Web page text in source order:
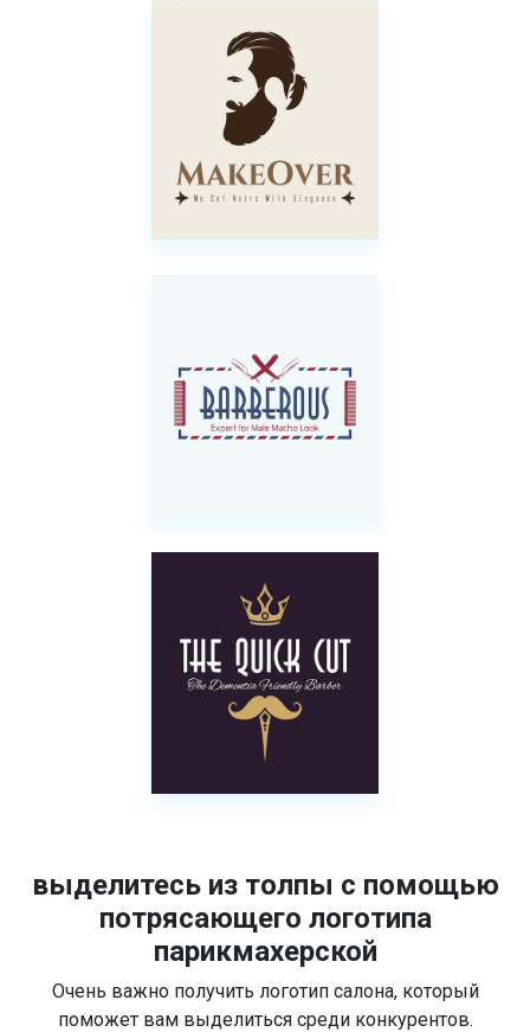
выделитесь из толпы с помощью
потрясающего логотипа
парикмахерской
Очень важно получить логотип салона, который
поможет вам выделиться среди конкурентов.